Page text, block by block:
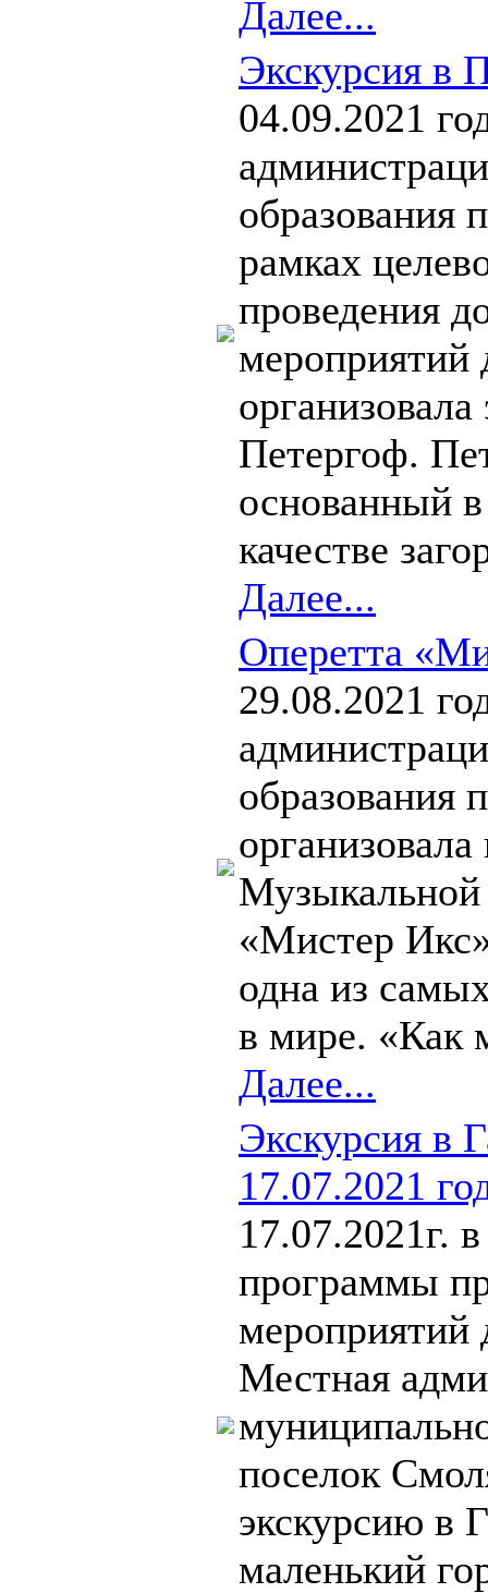
Далее...
Экскурсия в
04.09.2021
образования
рамках
проведения
мероприятий
Петергоф.
основанный
качестве
Далее...
Оперетта
29.08.2021
образования
организовала
Музыкальной
«Мистер
одна из
в мире. «Как
Далее...
Экскурсия в
17.07.2021
17.07.2021г.
программы
мероприятий
Местная
поселок
экскурсию в
маленький